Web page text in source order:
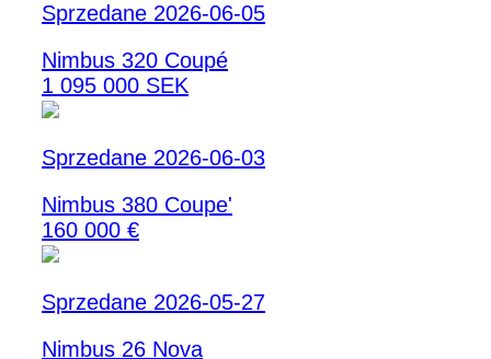
Sprzedane 2026-06-05
Nimbus 320 Coupé
1 095 000 SEK
Sprzedane 2026-06-03
Nimbus 380 Coupe'
160 000 €
Sprzedane 2026-05-27
Nimbus 26 Nova